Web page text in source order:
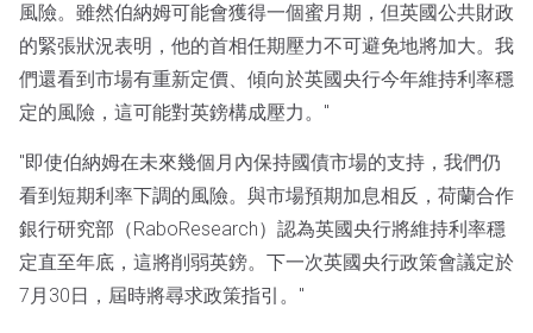
風險。雖然伯納姆可能會獲得一個蜜月期，但英國公共財政
的緊張狀況表明，他的首相任期壓力不可避免地將加大。我
們還看到市場有重新定價、傾向於英國央行今年維持利率穩
定的風險，這可能對英鎊構成壓力。"
"即使伯納姆在未來幾個月內保持國債市場的支持，我們仍
看到短期利率下調的風險。與市場預期加息相反，荷蘭合作
銀行研究部（RaboResearch）認為英國央行將維持利率穩
定直至年底，這將削弱英鎊。下一次英國央行政策會議定於
7月30日，屆時將尋求政策指引。"